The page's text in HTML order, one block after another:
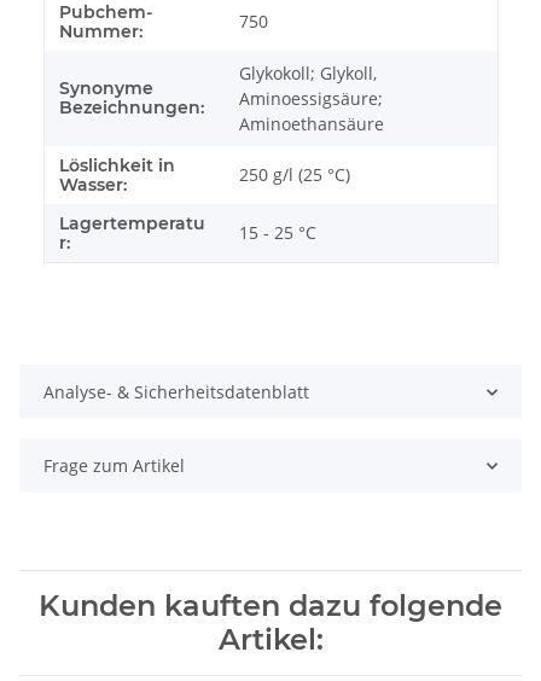
Pubchem-
Nummer:
750
Synonyme
Bezeichnungen:
Glykokoll; Glykoll,
Aminoessigsäure;
Aminoethansäure
Löslichkeit in
Wasser:
250 g/l (25 °C)
Lagertemperatu
r:
15 - 25 °C
Analyse- & Sicherheitsdatenblatt
Frage zum Artikel
Kunden kauften dazu folgende
Artikel: